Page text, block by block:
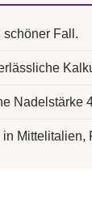
schöner Fall.
Nadelstärke
in Mittelitalien,